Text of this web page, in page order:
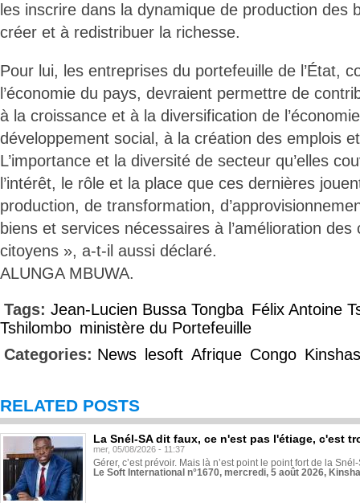
les inscrire dans la dynamique de production des
créer et à redistribuer la richesse.
Pour lui, les entreprises du portefeuille de l’État,
l’économie du pays, devraient permettre de
à la croissance et à la diversification de
développement social, à la création des emplois
L’importance et la diversité de secteur qu’elles
l’intérêt, le rôle et la place que ces dernières
production, de transformation,
biens et services nécessaires à l’amélioration
citoyens », a-t-il aussi déclaré.
ALUNGA MBUWA.
Tags: Jean-Lucien Bussa Tongba Félix Antoine
Tshilombo ministère du Portefeuille
Categories: News lesoft Afrique Congo
RELATED POSTS
La Snél-SA dit faux, ce n'est pas l'étiage, c'est
mer, 05/08/2026 - 11:37
Gérer, c’est prévoir. Mais là n’est point le point fort de la
Le Soft International n°1670, mercredi, 5 août 2026,